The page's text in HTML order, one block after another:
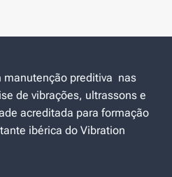
manutenção preditiva nas
de vibrações, ultrassons e
acreditada para formação
ibérica do Vibration